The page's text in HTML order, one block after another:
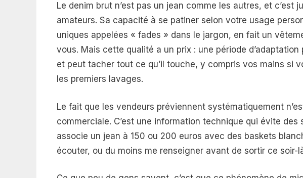
Le denim brut n’est pas un jean comme les autres, et c’est
amateurs. Sa capacité à se patiner selon votre usage
uniques appelées « fades » dans le jargon, en fait un
vous. Mais cette qualité a un prix : une période
et peut tacher tout ce qu’il touche, y compris vos mains si
les premiers lavages.
Le fait que les vendeurs préviennent systématiquement
commerciale. C’est une information technique qui évite
associe un jean à 150 ou 200 euros avec des baskets
écouter, ou du moins me renseigner avant de sortir ce soir-